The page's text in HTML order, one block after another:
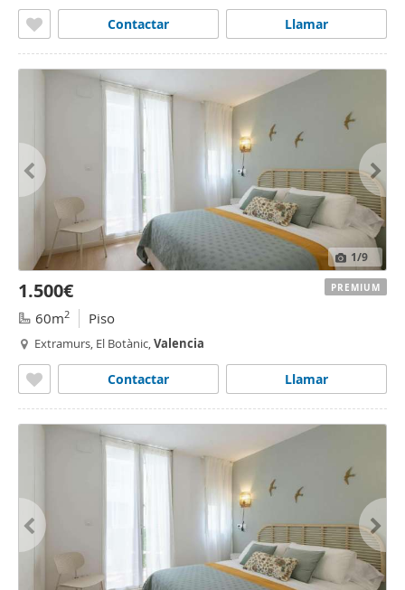
Llamar
Contactar
1/9
1.500€
60m2 Piso
Extramurs, El Botànic,Valencia
Llamar
Contactar
PREMIUM